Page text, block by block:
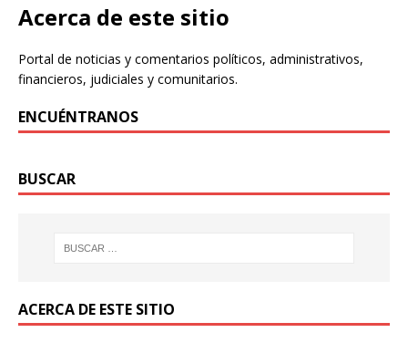
Acerca de este sitio
Portal de noticias y comentarios políticos, administrativos,
financieros, judiciales y comunitarios.
ENCUÉNTRANOS
BUSCAR
ACERCA DE ESTE SITIO